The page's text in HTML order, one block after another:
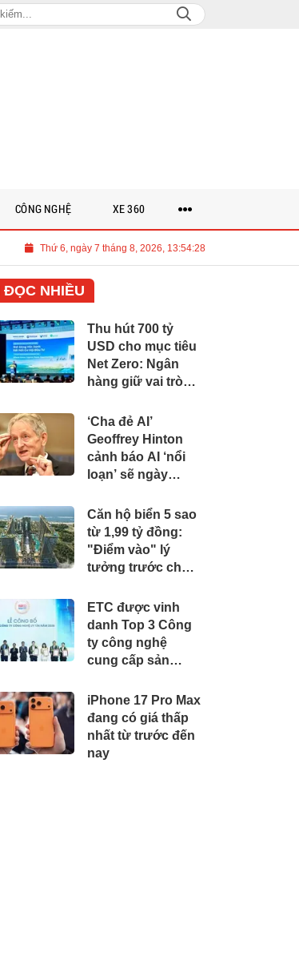
danh Top 3 Công ty công nghệ cung cấp sản phẩm, dịch vụ
Thứ 6, ngày 7 tháng 8, 2026, 13:54:29
CÔNG NGHỆ XE 360
ĐỌC NHIỀU
Thu hút 700 tỷ
USD cho mục tiêu
Net Zero: Ngân
hàng giữ vai trò
lực
‘Cha đẻ AI’
Geoffrey Hinton
cảnh báo AI ‘nổi
loạn’ sẽ ngày
Căn hộ biển 5 sao
từ 1,99 tỷ đồng:
"Điểm vào" lý
tưởng trước chu
BĐS Vũng Tàu
ETC được vinh
danh Top 3 Công
ty công nghệ
cung cấp sản
giải pháp chuyển
đổi số uy tín năm
2026
iPhone 17 Pro Max
đang có giá thấp
nhất từ trước đến
nay